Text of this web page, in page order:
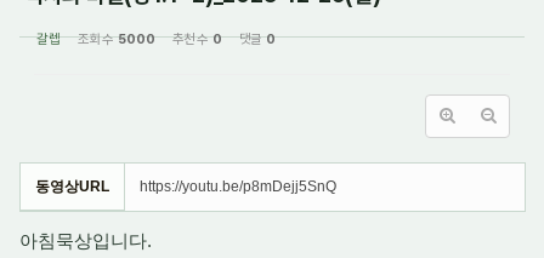
갈렙 조회 수5000 추천 수0 댓글0
동영상URL https://youtu.be/p8mDejj5SnQ
아침묵상입니다.